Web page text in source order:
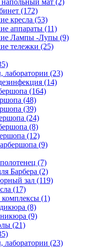
мат (2)
(172)
кресла (53)
аппараты (11)
Лампы -Лупы (9)
тележки (25)
(23)
(14)
(164)
(48)
(39)
(24)
(8)
(12)
(9)
(7)
Барбера (2)
зал (119)
(17)
(1)
(8)
(9)
(21)
(23)